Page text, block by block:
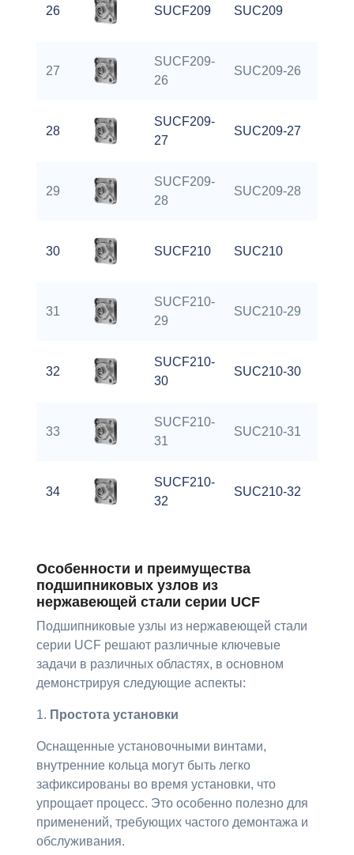
26 SUCF209 SUC209
27
SUCF209-
26
SUC209-26
28
SUCF209-
27
SUC209-27
29
SUCF209-
28
SUC209-28
30 SUCF210 SUC210
31
SUCF210-
29
SUC210-29
32
SUCF210-
30
SUC210-30
33
SUCF210-
31
SUC210-31
34
SUCF210-
32
SUC210-32
Особенности и преимущества
подшипниковых узлов из
нержавеющей стали серии UCF
Подшипниковые узлы из нержавеющей стали
серии UCF решают различные ключевые
задачи в различных областях, в основном
демонстрируя следующие аспекты:
1. Простота установки
Оснащенные установочными винтами,
внутренние кольца могут быть легко
зафиксированы во время установки, что
упрощает процесс. Это особенно полезно для
применений, требующих частого демонтажа и
обслуживания.